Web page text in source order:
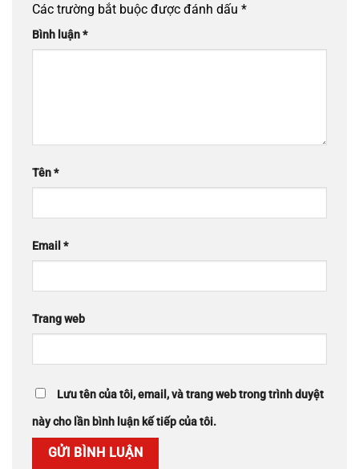
Các trường bắt buộc được đánh dấu *
Bình luận*
Tên*
Email *
Trang web
Lưu tên của tôi, email, và trang web trong trình duyệt
này cho lần bình luận kế tiếp của tôi.